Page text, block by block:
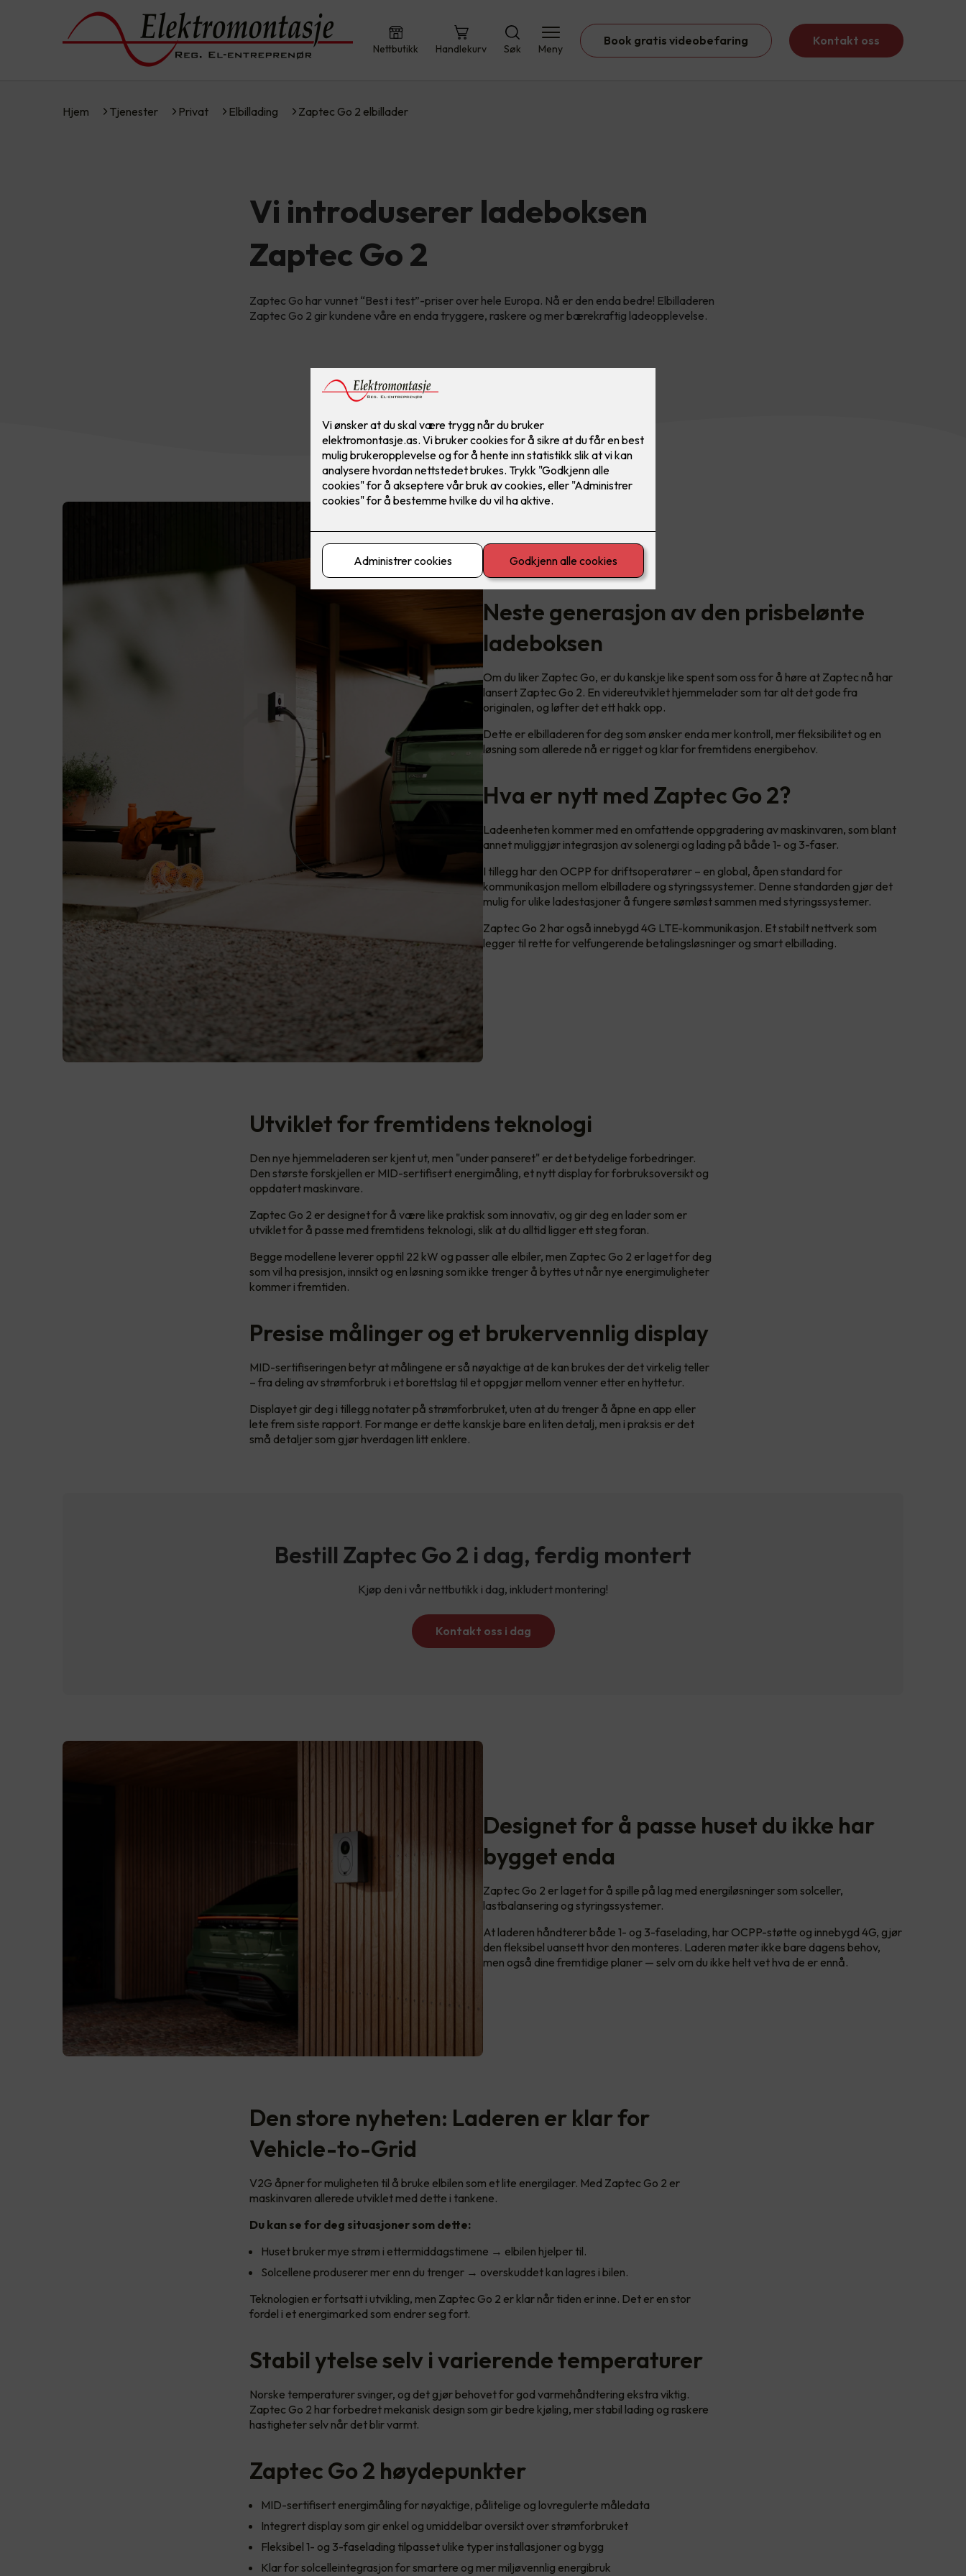
Nettbutikk Handlekurv Søk Meny
Book gratis videobefaring Kontakt oss
Hjem Tjenester Privat Elbillading Zaptec Go 2 elbillader
Vi introduserer ladeboksen
Zaptec Go 2
Zaptec Go har vunnet “Best i test”-priser over hele Europa. Nå er den enda bedre! Elbilladeren
Zaptec Go 2 gir kundene våre en enda tryggere, raskere og mer bærekraftig ladeopplevelse.
Neste generasjon av den prisbelønte
ladeboksen
Om du liker Zaptec Go, er du kanskje like spent som oss for å høre at Zaptec nå har
lansert Zaptec Go 2. En videreutviklet hjemmelader som tar alt det gode fra
originalen, og løfter det ett hakk opp.
Dette er elbilladeren for deg som ønsker enda mer kontroll, mer fleksibilitet og en
løsning som allerede nå er rigget og klar for fremtidens energibehov.
Hva er nytt med Zaptec Go 2?
Ladeenheten kommer med en omfattende oppgradering av maskinvaren, som blant
annet muliggjør integrasjon av solenergi og lading på både 1- og 3-faser.
I tillegg har den OCPP for driftsoperatører – en global, åpen standard for
kommunikasjon mellom elbilladere og styringssystemer. Denne standarden gjør det
mulig for ulike ladestasjoner å fungere sømløst sammen med styringssystemer.
Zaptec Go 2 har også innebygd 4G LTE-kommunikasjon. Et stabilt nettverk som
legger til rette for velfungerende betalingsløsninger og smart elbillading.
Utviklet for fremtidens teknologi
Den nye hjemmeladeren ser kjent ut, men "under panseret" er det betydelige forbedringer.
Den største forskjellen er MID-sertifisert energimåling, et nytt display for forbruksoversikt og
oppdatert maskinvare.
Zaptec Go 2 er designet for å være like praktisk som innovativ, og gir deg en lader som er
utviklet for å passe med fremtidens teknologi, slik at du alltid ligger ett steg foran.
Begge modellene leverer opptil 22 kW og passer alle elbiler, men Zaptec Go 2 er laget for deg
som vil ha presisjon, innsikt og en løsning som ikke trenger å byttes ut når nye energimuligheter
kommer i fremtiden.
Presise målinger og et brukervennlig display
MID-sertifiseringen betyr at målingene er så nøyaktige at de kan brukes der det virkelig teller
– fra deling av strømforbruk i et borettslag til et oppgjør mellom venner etter en hyttetur.
Displayet gir deg i tillegg notater på strømforbruket, uten at du trenger å åpne en app eller
lete frem siste rapport. For mange er dette kanskje bare en liten detalj, men i praksis er det
små detaljer som gjør hverdagen litt enklere.
Bestill Zaptec Go 2 i dag, ferdig montert
Kjøp den i vår nettbutikk i dag, inkludert montering!
Kontakt oss i dag
Designet for å passe huset du ikke har
bygget enda
Zaptec Go 2 er laget for å spille på lag med energiløsninger som solceller,
lastbalansering og styringssystemer.
At laderen håndterer både 1- og 3-faselading, har OCPP-støtte og innebygd 4G, gjør
den fleksibel uansett hvor den monteres. Laderen møter ikke bare dagens behov,
men også dine fremtidige planer — selv om du ikke helt vet hva de er ennå.
Den store nyheten: Laderen er klar for
Vehicle-to-Grid
V2G åpner for muligheten til å bruke elbilen som et lite energilager. Med Zaptec Go 2 er
maskinvaren allerede utviklet med dette i tankene.
Du kan se for deg situasjoner som dette:
Huset bruker mye strøm i ettermiddagstimene → elbilen hjelper til.
Solcellene produserer mer enn du trenger → overskuddet kan lagres i bilen.
Teknologien er fortsatt i utvikling, men Zaptec Go 2 er klar når tiden er inne. Det er en stor
fordel i et energimarked som endrer seg fort.
Stabil ytelse selv i varierende temperaturer
Norske temperaturer svinger, og det gjør behovet for god varmehåndtering ekstra viktig.
Zaptec Go 2 har forbedret mekanisk design som gir bedre kjøling, mer stabil lading og raskere
hastigheter selv når det blir varmt.
Zaptec Go 2 høydepunkter
MID-sertifisert energimåling for nøyaktige, pålitelige og lovregulerte måledata
Integrert display som gir enkel og umiddelbar oversikt over strømforbruket
Fleksibel 1- og 3-faselading tilpasset ulike typer installasjoner og bygg
Klar for solcelleintegrasjon for smartere og mer miljøvennlig energibruk